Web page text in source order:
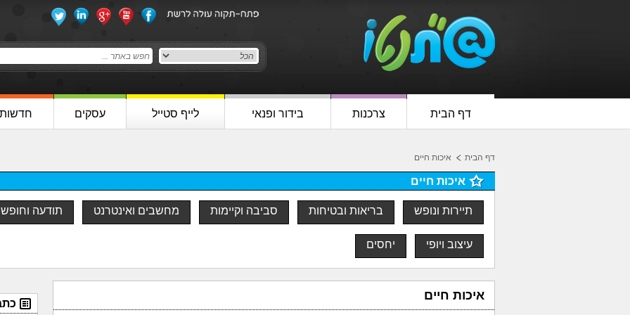
דף הבית צרכנות בידור ופנאי לייף סטייל עסקים חדשות
דף הבית איכות חיים
איכות חיים
תיירות ונופש בריאות ובטיחות סביבה וקיימות מחשבים ואינטרנט תודעה וחופש
עיצוב ויופי יחסים
איכות חיים